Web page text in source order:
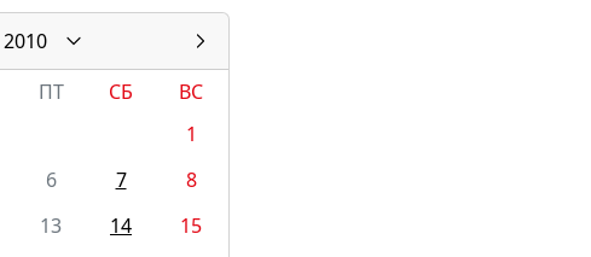
2010
ПТ СБ
ВС
1
6 7
8
13 14
15